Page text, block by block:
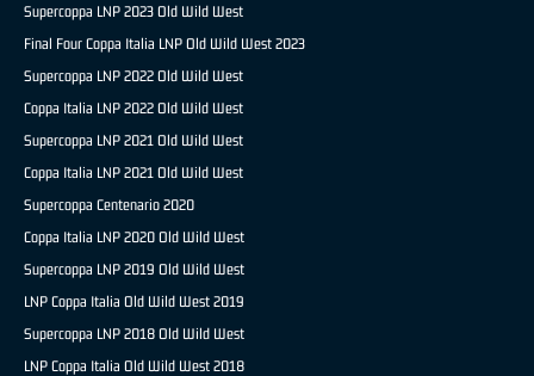
Supercoppa LNP 2023 Old Wild West
Final Four Coppa Italia LNP Old Wild West 2023
Supercoppa LNP 2022 Old Wild West
Coppa Italia LNP 2022 Old Wild West
Supercoppa LNP 2021 Old Wild West
Coppa Italia LNP 2021 Old Wild West
Supercoppa Centenario 2020
Coppa Italia LNP 2020 Old Wild West
Supercoppa LNP 2019 Old Wild West
LNP Coppa Italia Old Wild West 2019
Supercoppa LNP 2018 Old Wild West
LNP Coppa Italia Old Wild West 2018